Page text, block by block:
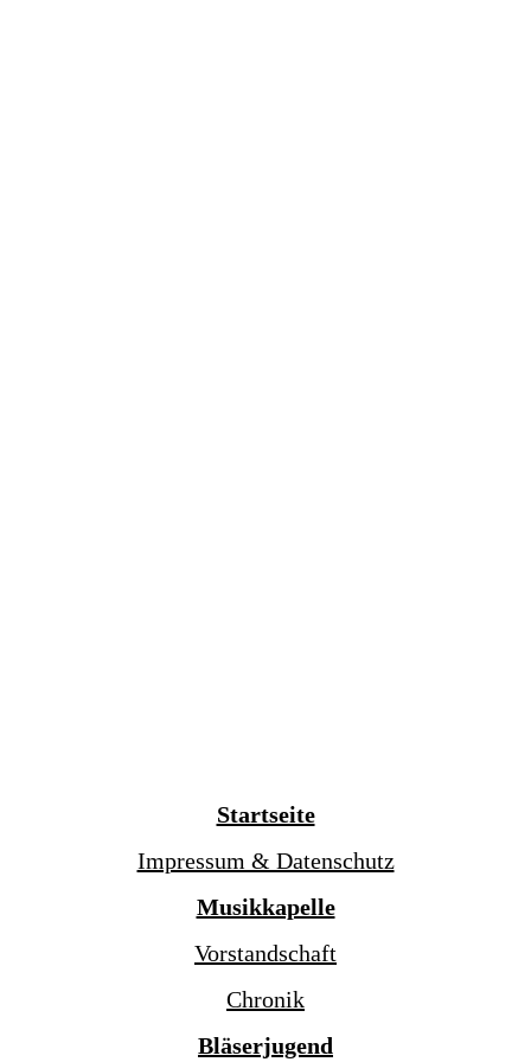
Startseite
Impressum & Datenschutz
Musikkapelle
Vorstandschaft
Chronik
Bläserjugend